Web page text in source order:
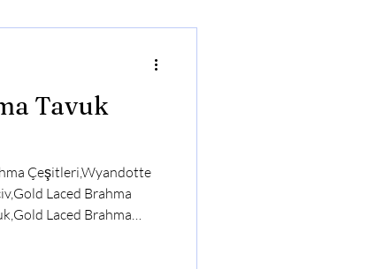
Tavuk
Çeşitleri,Wyandotte
Laced Brahma
Laced Brahma